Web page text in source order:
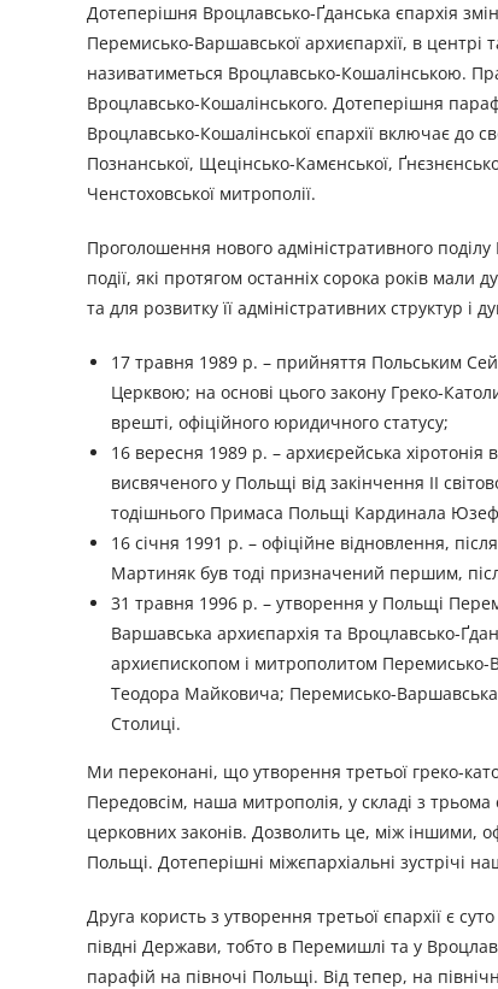
Дотеперішня Вроцлавсько-Ґданська єпархія
Перемисько-Варшавської архиєпархії, в центрі
називатиметься Вроцлавсько-Кошалінською.
Вроцлавсько-Кошалінського. Дотеперішня
Вроцлавсько-Кошалінської єпархії включає до
Познанської, Щецінсько-Камєнської,
Ченстоховської митрополії.
Проголошення нового адміністративного
події, які протягом останніх сорока років
та для розвитку її адміністративних структур
17 травня 1989 р. – прийняття Польським
Церквою; на основі цього закону Греко-
врешті, офіційного юридичного статусу;
16 вересня 1989 р. – архиєрейська
висвяченого у Польщі від закінчення ІІ
тодішнього Примаса Польщі Кардинала
16 січня 1991 р. – офіційне відновлення,
Мартиняк був тоді призначений першим,
31 травня 1996 р. – утворення у Польщі
Варшавська архиєпархія та Вроцлавсько-
архиєпископом і митрополитом
Теодора Майковича; Перемисько-Варшавська
Столиці.
Ми переконані, що утворення третьої греко-
Передовсім, наша митрополія, у складі з трьома
церковних законів. Дозволить це, між іншими,
Польщі. Дотеперішні міжєпархіальні зустрічі
Друга користь з утворення третьої єпархії є
півдні Держави, тобто в Перемишлі та у
парафій на півночі Польщі. Від тепер, на